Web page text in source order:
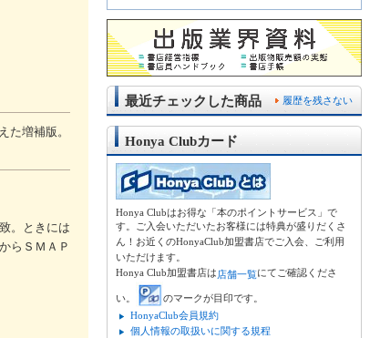
た増補版。
。ときには
らＳＭＡＰ
履歴を残さない
最近チェックした商品
Honya Clubカード
Honya Clubはお得な「本のポイントサービス」で
す。ご入会いただいたお客様には特典が盛りだくさ
ん！お近くのHonyaClub加盟書店でご入会、ご利用
いただけます。
Honya Club加盟書店は店舗一覧にてご確認くださ
い。
のマークが目印です。
HonyaClub会員規約
個人情報の取扱いに関する規程